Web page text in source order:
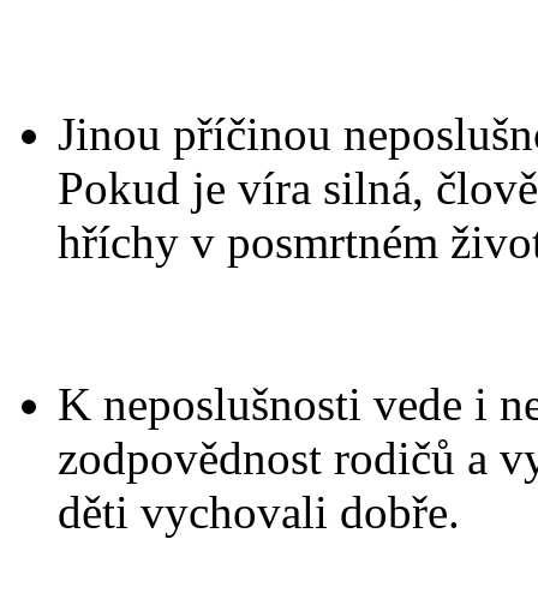
Jinou příčinou
Pokud je víra silná,
hříchy v posmrtném
K neposlušnosti vede i
zodpovědnost rodičů a
děti vychovali dobře.